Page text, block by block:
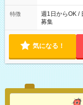
特徴
週1日からOK /
募集
気になる！